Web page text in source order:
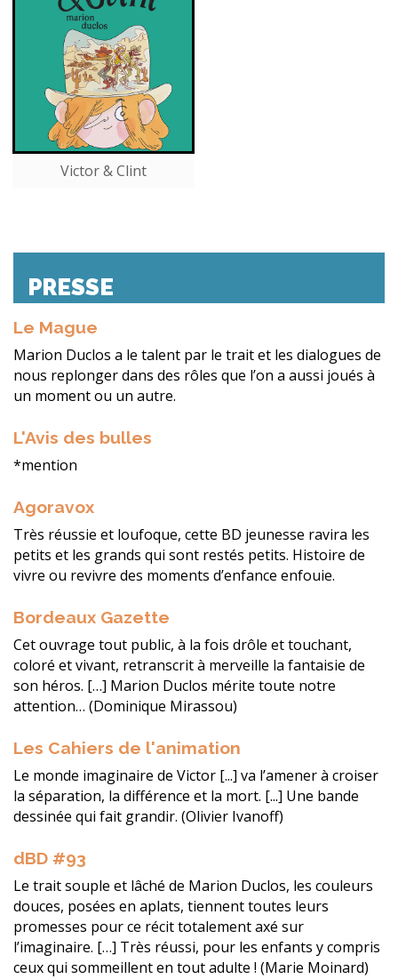
Victor & Clint
PRESSE
Le Mague
Marion Duclos a le talent par le trait et les dialogues de
nous replonger dans des rôles que l’on a aussi joués à
un moment ou un autre.
L'Avis des bulles
*mention
Agoravox
Très réussie et loufoque, cette BD jeunesse ravira les
petits et les grands qui sont restés petits. Histoire de
vivre ou revivre des moments d’enfance enfouie.
Bordeaux Gazette
Cet ouvrage tout public, à la fois drôle et touchant,
coloré et vivant, retranscrit à merveille la fantaisie de
son héros. […] Marion Duclos mérite toute notre
attention… (Dominique Mirassou)
Les Cahiers de l'animation
Le monde imaginaire de Victor [...] va l’amener à croiser
la séparation, la différence et la mort. [...] Une bande
dessinée qui fait grandir. (Olivier Ivanoff)
dBD #93
Le trait souple et lâché de Marion Duclos, les couleurs
douces, posées en aplats, tiennent toutes leurs
promesses pour ce récit totalement axé sur
l’imaginaire. […] Très réussi, pour les enfants y compris
ceux qui sommeillent en tout adulte ! (Marie Moinard)